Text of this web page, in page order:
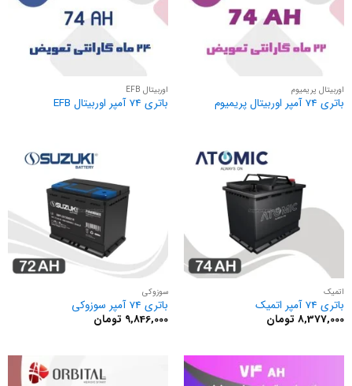
اوربیتال پریمیوم
باتری 74 آمپر اوربیتال پریمیوم
اوربیتال EFB
باتری 74 آمپر اوربیتال EFB
اتمیک
باتری 74 آمپر اتمیک
8,377,000 تومان
سوزوکی
باتری 74 آمپر سوزوکی
9,846,000 تومان